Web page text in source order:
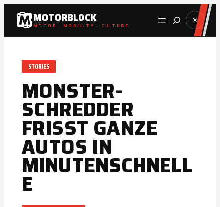
Zum
Inhalt
springen
MOTORBLOCK
MOTOR · MOBILITY · CULTURE Suche ☀
STORIES
MONSTER-
SCHREDDER
FRISST GANZE
AUTOS IN
MINUTENSCHNELL
E